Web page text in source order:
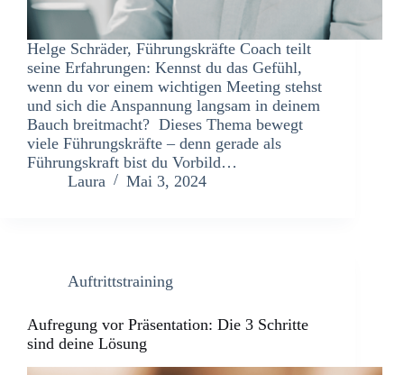
Helge Schräder, Führungskräfte Coach teilt
seine Erfahrungen: Kennst du das Gefühl,
wenn du vor einem wichtigen Meeting stehst
und sich die Anspannung langsam in deinem
Bauch breitmacht? Dieses Thema bewegt
viele Führungskräfte – denn gerade als
Führungskraft bist du Vorbild…
Laura
Mai 3, 2024
Auftrittstraining
Aufregung vor Präsentation: Die 3 Schritte
sind deine Lösung